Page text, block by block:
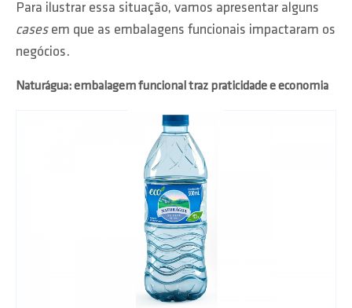
Para ilustrar essa situação, vamos apresentar alguns
casesem que as embalagens funcionais impactaram os
negócios.
Naturágua: embalagem funcional traz praticidade e economia